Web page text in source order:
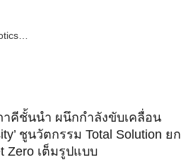
าคีชั้นนำ ผนึกกำลังขับเคลื่อน
ชูนวัตกรรม Total Solution ยก
Zero เต็มรูปแบบ